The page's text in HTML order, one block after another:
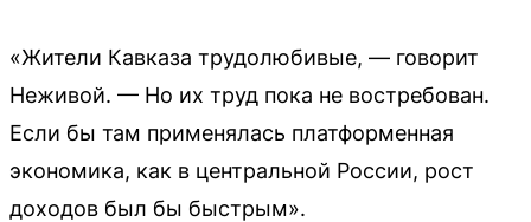
«Жители Кавказа трудолюбивые, — говорит
Неживой. — Но их труд пока не востребован.
Если бы там применялась платформенная
экономика, как в центральной России, рост
доходов был бы быстрым».